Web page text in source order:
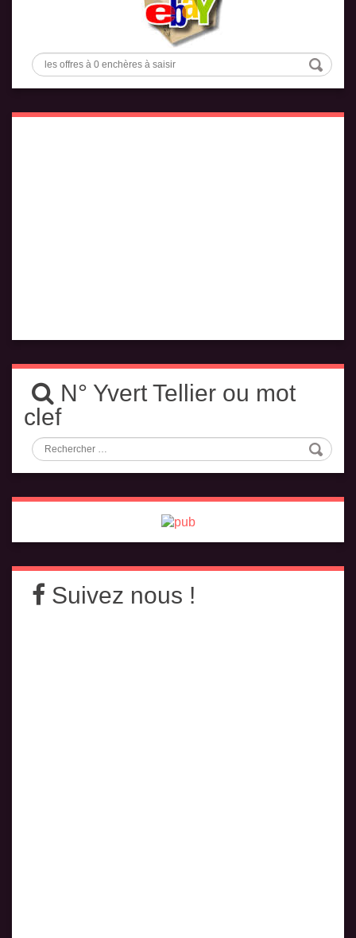
N° Yvert Tellier ou mot
clef
Suivez nous !